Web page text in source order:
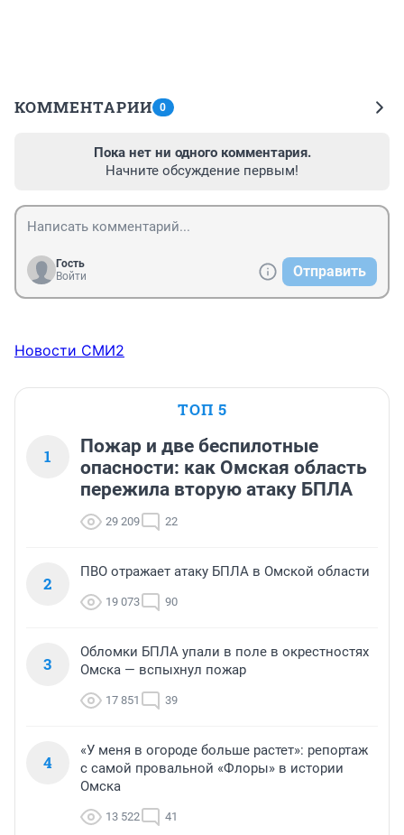
КОММЕНТАРИИ 0
Пока нет ни одного комментария.
Начните обсуждение первым!
Гость
Войти
Отправить
Новости СМИ2
ТОП 5
1
Пожар и две беспилотные
опасности: как Омская область
пережила вторую атаку БПЛА
29 209 22
2
ПВО отражает атаку БПЛА в Омской области
19 073 90
3
Обломки БПЛА упали в поле в окрестностях
Омска — вспыхнул пожар
17 851 39
4
«У меня в огороде больше растет»: репортаж
с самой провальной «Флоры» в истории
Омска
13 522 41